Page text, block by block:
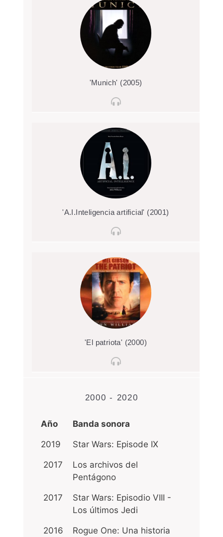
'Munich' (2005)
'A.I.Inteligencia artificial' (2001)
'El patriota' (2000)
2000 - 2020
Año Banda sonora
2019 Star Wars: Episode IX
2017
Los archivos del
Pentágono
2017
Star Wars: Episodio VIII -
Los últimos Jedi
2016
Rogue One: Una historia